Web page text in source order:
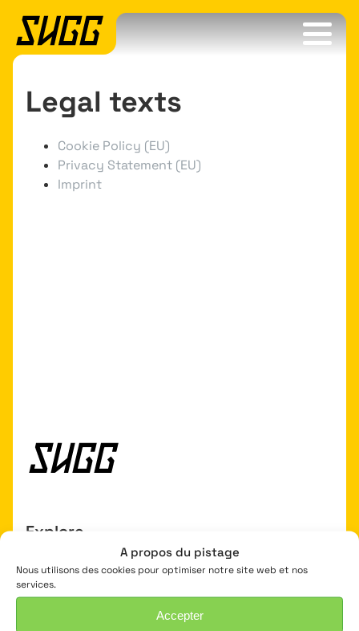
A propos du pistage
Nous utilisons des cookies pour optimiser notre site web et nos
services.
Accepter
Legal texts
Cookie Policy (EU)
Privacy Statement (EU)
Imprint
Explore
Mini electric bike